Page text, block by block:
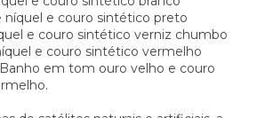
níquel e couro sintético preto
e couro sintético verniz chumbo
e couro sintético vermelho
em tom ouro velho e couro